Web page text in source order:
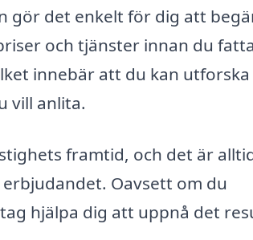
gör det enkelt för dig att
och tjänster innan du
innebär att du kan
vill anlita.
framtid, och det är
Oavsett om du
hjälpa dig att uppnå det